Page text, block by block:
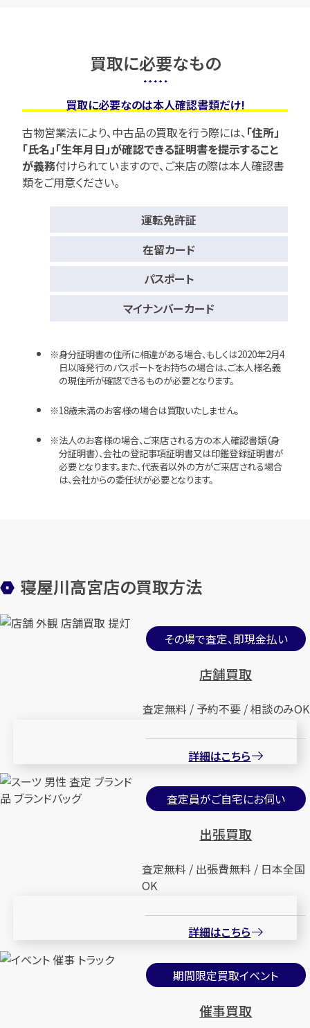
買取に必要なもの
買取に必要なのは本人確認書類だけ!
古物営業法により、中古品の買取を行う際には、 「住所」
「氏名」「生年月日」が確認できる証明書を提示すること
が義務付けられていますので、 ご来店の際は本人確認書
類をご用意ください。
運転免許証
在留カード
パスポート
マイナンバーカード
身分証明書の住所に相違がある場合、もしくは2020年2月4
日以降発行のパスポートをお持ちの場合は、ご本人様名義
の現住所が確認できるものが必要となります。
18歳未満のお客様の場合は買取いたしません。
法人のお客様の場合、ご来店される方の本人確認書類（身
分証明書）、会社の登記事項証明書又は印鑑登録証明書が
必要となります。また、代表者以外の方がご来店される場合
は、会社からの委任状が必要となります。
寝屋川高宮店の買取方法
その場で査定、即現金払い
店舗買取
査定無料 / 予約不要 / 相談のみOK
詳細はこちら
査定員がご自宅にお伺い
出張買取
査定無料 / 出張費無料 / 日本全国
OK
詳細はこちら
期間限定買取イベント
催事買取